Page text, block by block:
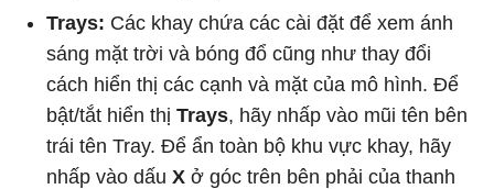
Trays: Các khay chứa các cài đặt để xem ánh
sáng mặt trời và bóng đổ cũng như thay đổi
cách hiển thị các cạnh và mặt của mô hình. Để
bật/tắt hiển thị Trays, hãy nhấp vào mũi tên bên
trái tên Tray. Để ẩn toàn bộ khu vực khay, hãy
nhấp vào dấu X ở góc trên bên phải của thanh